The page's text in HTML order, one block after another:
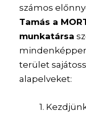
számos
Tamás a
munkatársa
terület
alapelveket:
1.